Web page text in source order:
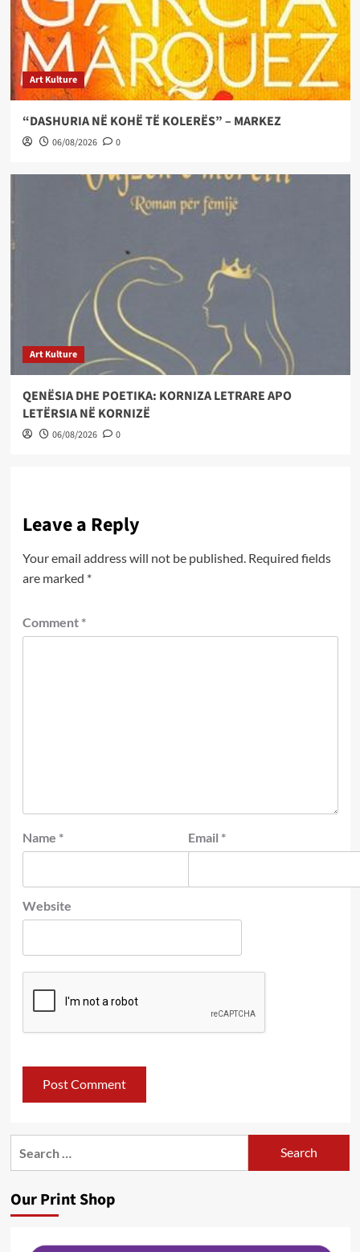
Art Kulture
“DASHURIA NË KOHË TË KOLERËS” – MARKEZ
06/08/2026 0
Art Kulture
QENËSIA DHE POETIKA: KORNIZA LETRARE APO
LETËRSIA NË KORNIZË
06/08/2026 0
Leave a Reply
Your email address will not be published. Required fields
are marked *
Comment *
Name * Email *
Website
Our Print Shop